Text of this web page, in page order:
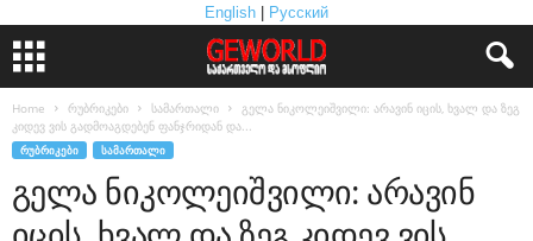
English Русский
Home რუბრიკები სამართალი
გელა ნიკოლეიშვილი: არავინ იცის, ხვალ და ზეგ
კიდევ ვის გადმოაგდებენ ფანჯრიდან და...
ᲠᲣᲑᲠᲘᲙᲔᲑᲘ ᲡᲐᲛᲐᲠᲗᲐᲚᲘ
გელა ნიკოლეიშვილი: არავინ